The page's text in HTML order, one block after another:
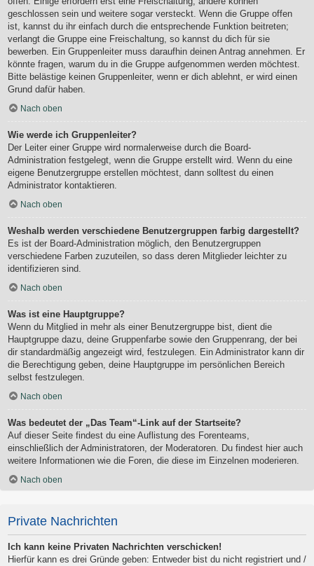
geschlossen sein und weitere sogar versteckt. Wenn die Gruppe offen
ist, kannst du ihr einfach durch die entsprechende Funktion beitreten;
verlangt die Gruppe eine Freischaltung, so kannst du dich für sie
bewerben. Ein Gruppenleiter muss daraufhin deinen Antrag annehmen. Er
könnte fragen, warum du in die Gruppe aufgenommen werden möchtest.
Bitte belästige keinen Gruppenleiter, wenn er dich ablehnt, er wird einen
Grund dafür haben.
Nach oben
Wie werde ich Gruppenleiter?
Der Leiter einer Gruppe wird normalerweise durch die Board-
Administration festgelegt, wenn die Gruppe erstellt wird. Wenn du eine
eigene Benutzergruppe erstellen möchtest, dann solltest du einen
Administrator kontaktieren.
Nach oben
Weshalb werden verschiedene Benutzergruppen farbig dargestellt?
Es ist der Board-Administration möglich, den Benutzergruppen
verschiedene Farben zuzuteilen, so dass deren Mitglieder leichter zu
identifizieren sind.
Nach oben
Was ist eine Hauptgruppe?
Wenn du Mitglied in mehr als einer Benutzergruppe bist, dient die
Hauptgruppe dazu, deine Gruppenfarbe sowie den Gruppenrang, der bei
dir standardmäßig angezeigt wird, festzulegen. Ein Administrator kann dir
die Berechtigung geben, deine Hauptgruppe im persönlichen Bereich
selbst festzulegen.
Nach oben
Was bedeutet der „Das Team“-Link auf der Startseite?
Auf dieser Seite findest du eine Auflistung des Forenteams,
einschließlich der Administratoren, der Moderatoren. Du findest hier auch
weitere Informationen wie die Foren, die diese im Einzelnen moderieren.
Nach oben
Private Nachrichten
Ich kann keine Privaten Nachrichten verschicken!
Hierfür kann es drei Gründe geben: Entweder bist du nicht registriert und /